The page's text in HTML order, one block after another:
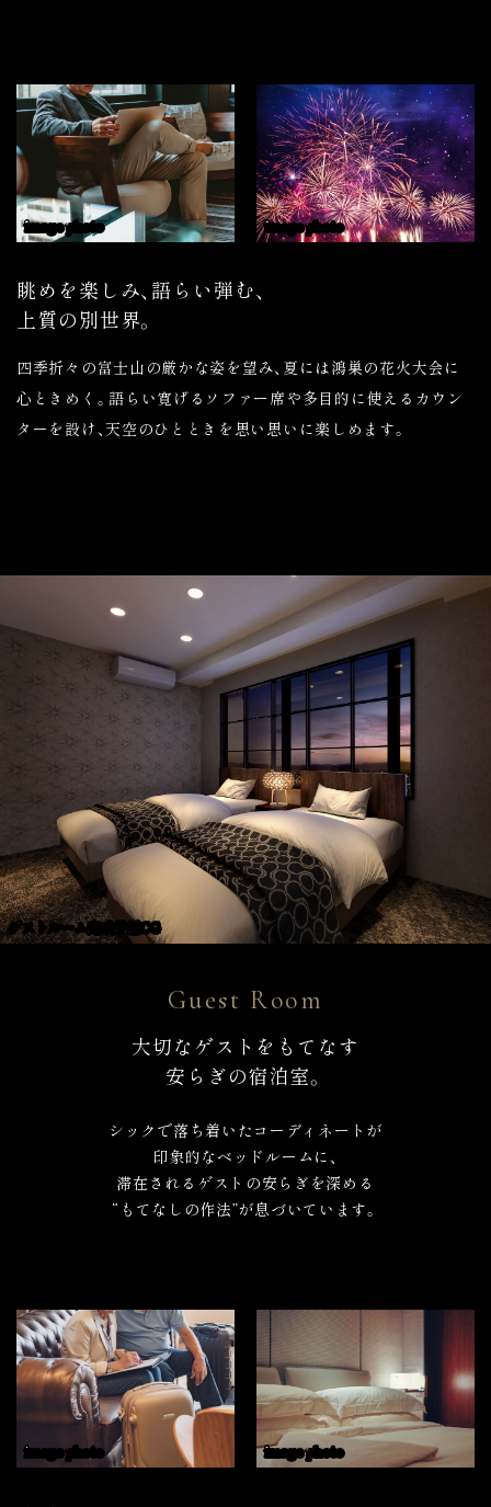
image photo image photo
眺めを楽しみ、語らい弾む、
上質の別世界。
四季折々の富士山の厳かな姿を望み、夏には鴻巣の花火大会に
心ときめく。語らい寛げるソファー席や多目的に使えるカウン
ターを設け、天空のひとときを思い思いに楽しめます。
ゲストルーム完成予想CG
Guest Room
大切なゲストをもてなす
安らぎの宿泊室。
シックで落ち着いたコーディネートが
印象的なベッドルームに、
滞在されるゲストの安らぎを深める
“もてなしの作法”が息づいています。
image photo image photo